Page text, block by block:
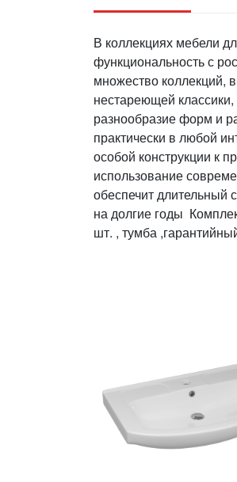
В коллекциях мебели
функциональность с
множество коллекций,
нестареющей
разнообразие форм и
практически в любой
особой конструкции к
использование
обеспечит длительный
на долгие годы
шт. , тумба